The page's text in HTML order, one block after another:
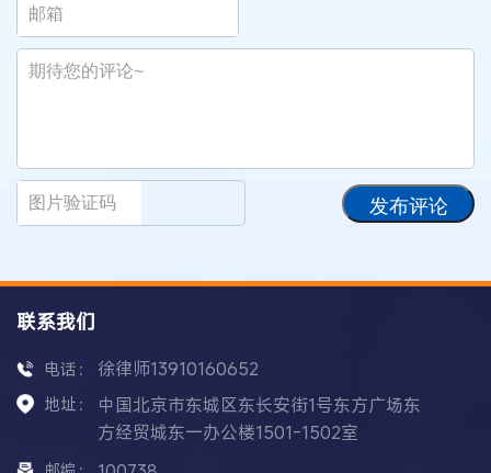
发布评论
联系我们
电话： 徐律师13910160652
地址：
中国北京市东城区东长安街1号东方广场东
方经贸城东一办公楼1501-1502室